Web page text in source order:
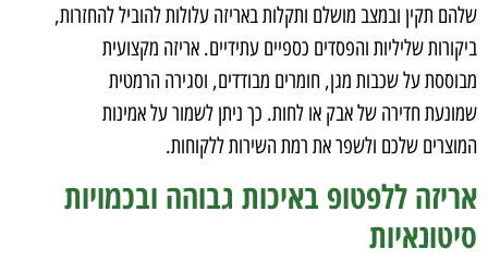
שלהם תקין ובמצב מושלם ותקלות באריזה עלולות להוביל להחזרות,
ביקורות שליליות והפסדים כספיים עתידיים. אריזה מקצועית
מבוססת על שכבות מגן, חומרים מבודדים, וסגירה הרמטית
שמונעת חדירה של אבק או לחות. כך ניתן לשמור על אמינות
המוצרים שלכם ולשפר את רמת השירות ללקוחות.
אריזה ללפטופ באיכות גבוהה ובכמויות
סיטונאיות